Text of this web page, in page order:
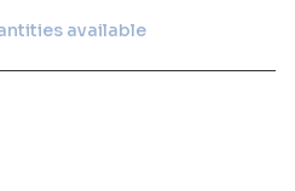
cartavailable